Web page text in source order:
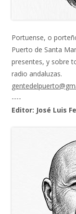
Portuense, o
Puerto de Santa
presentes, y sobre
radio andaluzas.
----
Editor: José Luis